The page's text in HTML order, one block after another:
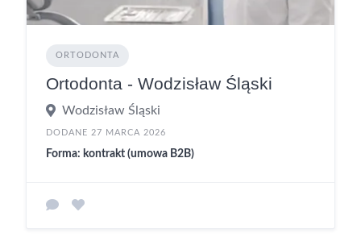
ORTODONTA
Ortodonta - Wodzisław Śląski
Wodzisław Śląski
DODANE 27 MARCA 2026
Forma: kontrakt (umowa B2B)